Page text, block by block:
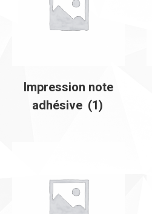
Impression note
adhésive (1)